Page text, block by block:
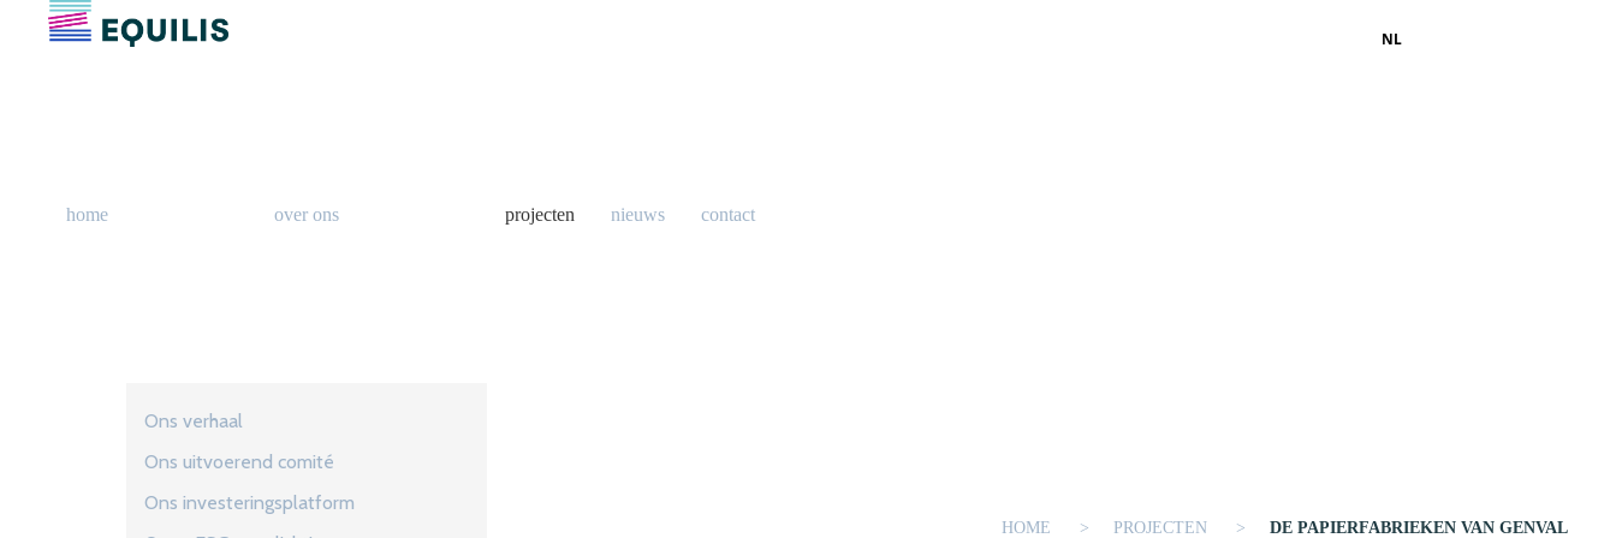
NL
home over ons
Ons verhaal
Ons uitvoerend comité
Ons investeringsplatform
projecten nieuws contact
HOME PROJECTEN DE PAPIERFABRIEKEN VAN GENVAL